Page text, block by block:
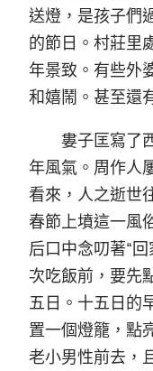
送燈，是孩子們
的節日。村莊里
年景致。有些外
和嬉鬧。甚至還
婁子匡寫了
年風氣。周作人
看來，人之逝世
春節上墳這一風
后口中念叨著“
次吃飯前，要先
五日。十五日的
置一個燈籠，點
老小男性前去，